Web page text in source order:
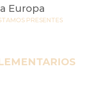
Europa
PRESENTES